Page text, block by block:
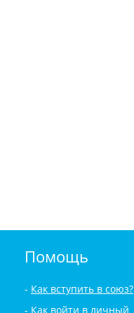
Помощь
Как вступить в союз?
Как войти в личный